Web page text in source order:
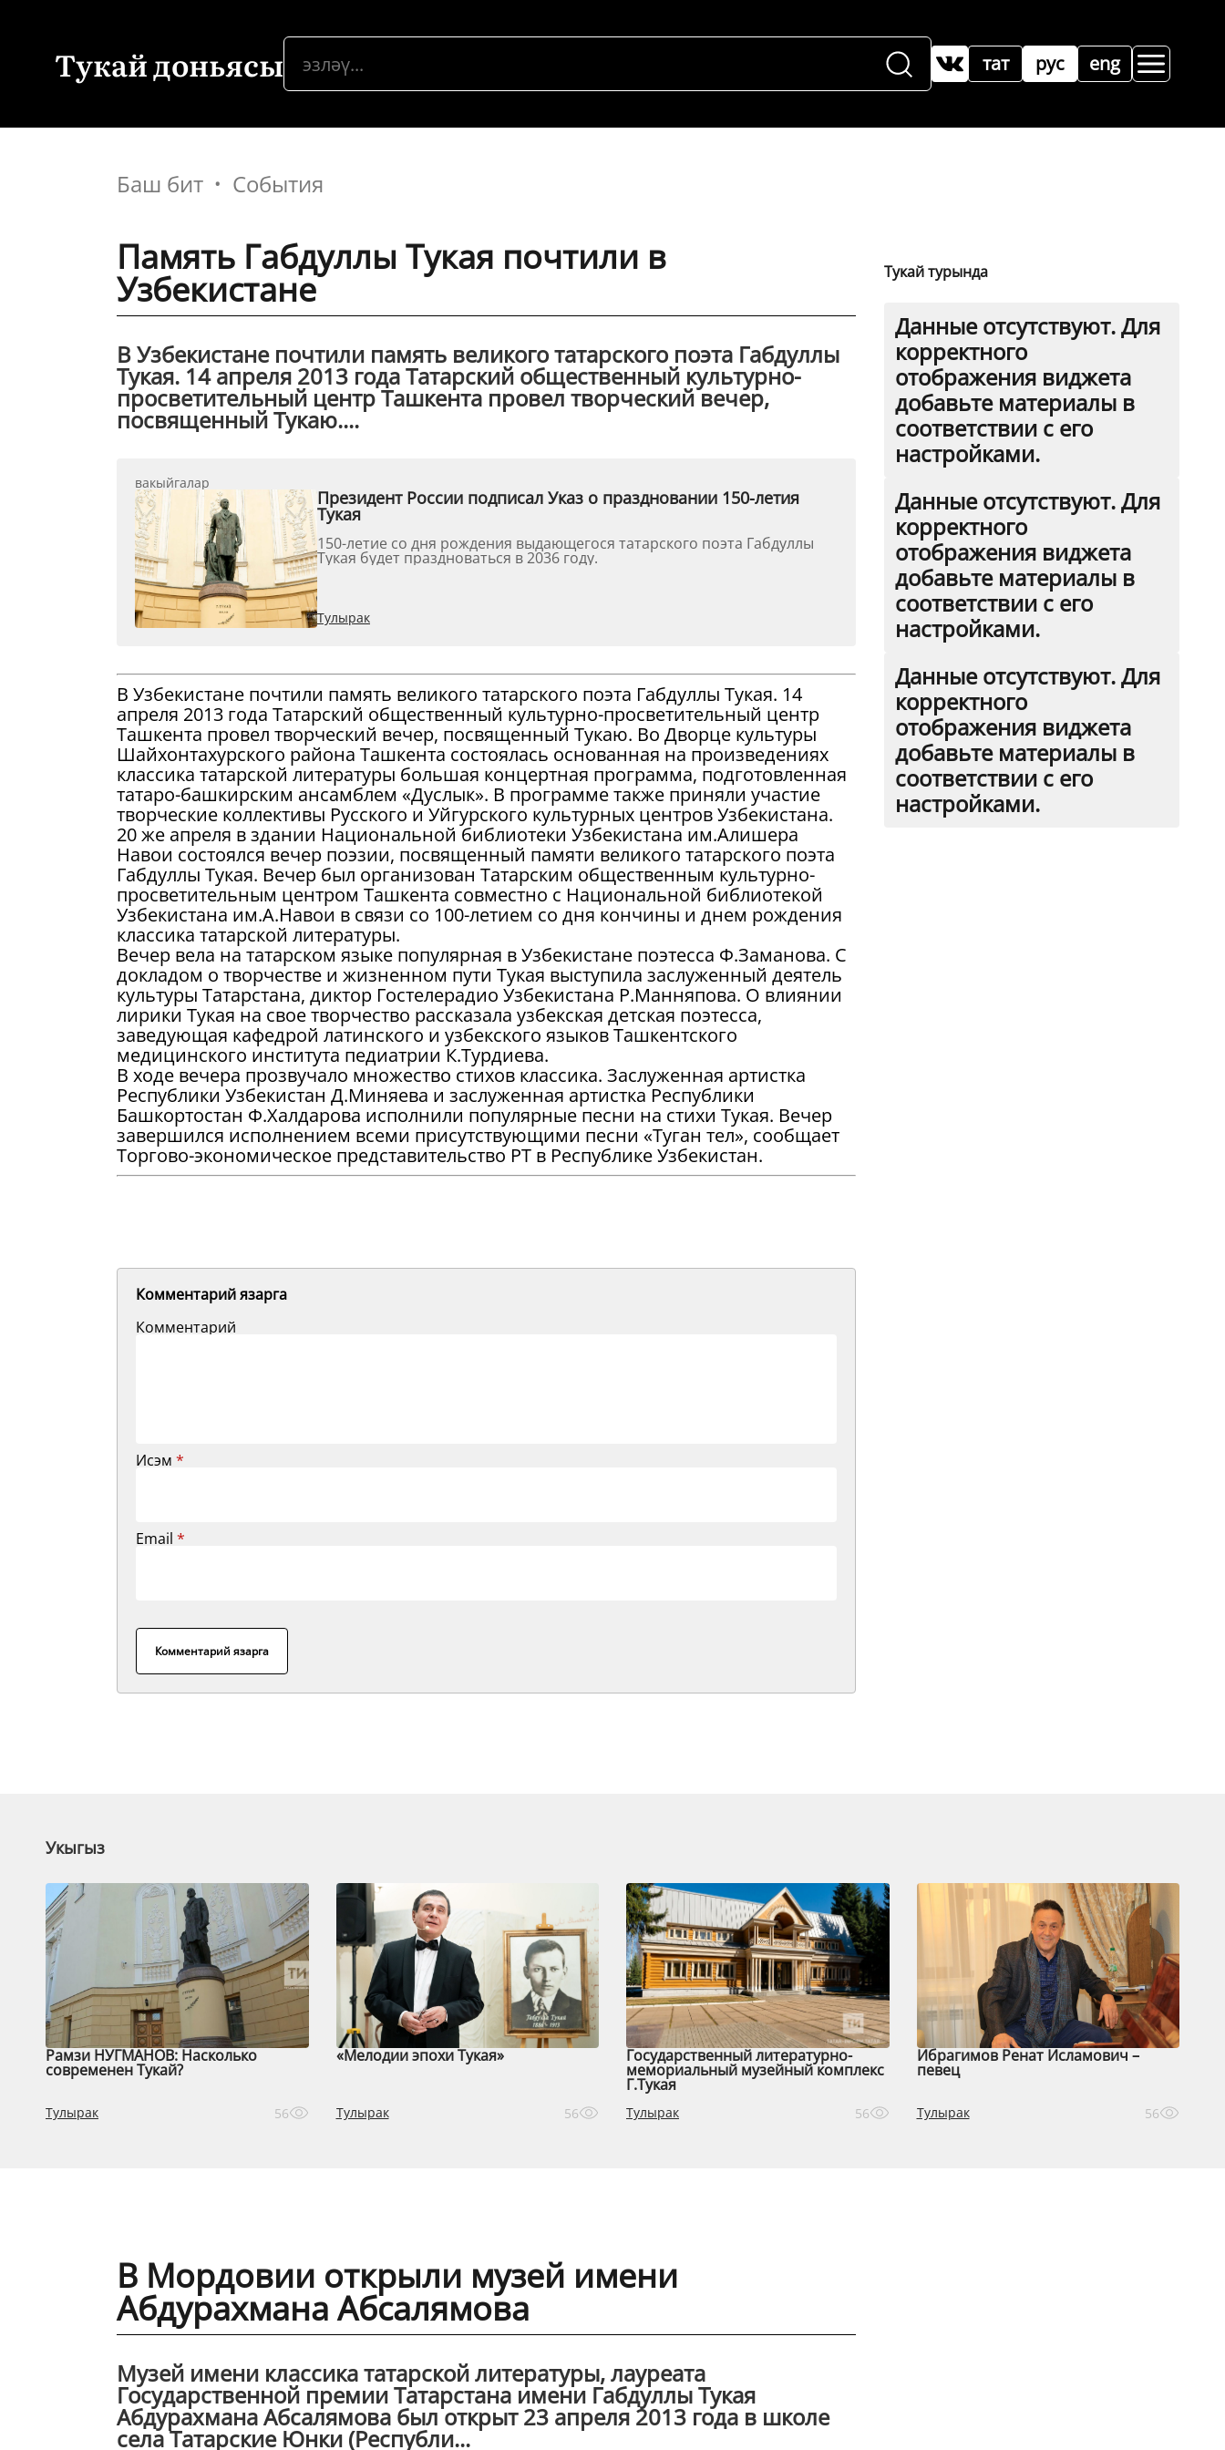
Тукай доньясы рус
тат eng
Баш бит События
Память Габдуллы Тукая почтили в
Узбекистане
В Узбекистане почтили память великого татарского поэта Габдуллы
Тукая. 14 апреля 2013 года Татарский общественный культурно-
просветительный центр Ташкента провел творческий вечер,
посвященный Тукаю....
вакыйгалар
Президент России подписал Указ о праздновании 150-летия
Тукая
150-летие со дня рождения выдающегося татарского поэта Габдуллы
Тукая будет праздноваться в 2036 году.
Тулырак
В Узбекистане почтили память великого татарского поэта Габдуллы Тукая. 14
апреля 2013 года Татарский общественный культурно-просветительный центр
Ташкента провел творческий вечер, посвященный Тукаю. Во Дворце культуры
Шайхонтахурского района Ташкента состоялась основанная на произведениях
классика татарской литературы большая концертная программа, подготовленная
татаро-башкирским ансамблем «Дуслык». В программе также приняли участие
творческие коллективы Русского и Уйгурского культурных центров Узбекистана.
20 же апреля в здании Национальной библиотеки Узбекистана им.Алишера
Навои состоялся вечер поэзии, посвященный памяти великого татарского поэта
Габдуллы Тукая. Вечер был организован Татарским общественным культурно-
просветительным центром Ташкента совместно с Национальной библиотекой
Узбекистана им.А.Навои в связи со 100-летием со дня кончины и днем рождения
классика татарской литературы.
Вечер вела на татарском языке популярная в Узбекистане поэтесса Ф.Заманова. С
докладом о творчестве и жизненном пути Тукая выступила заслуженный деятель
культуры Татарстана, диктор Гостелерадио Узбекистана Р.Манняпова. О влиянии
лирики Тукая на свое творчество рассказала узбекская детская поэтесса,
заведующая кафедрой латинского и узбекского языков Ташкентского
медицинского института педиатрии К.Турдиева.
В ходе вечера прозвучало множество стихов классика. Заслуженная артистка
Республики Узбекистан Д.Миняева и заслуженная артистка Республики
Башкортостан Ф.Халдарова исполнили популярные песни на стихи Тукая. Вечер
завершился исполнением всеми присутствующими песни «Туган тел», сообщает
Торгово-экономическое представительство РТ в Республике Узбекистан.
Комментарий язарга
Комментарий
Исэм *
Email *
Комментарий язарга
Тукай турында
Данные отсутствуют. Для
корректного
отображения виджета
добавьте материалы в
соответствии с его
настройками.
Данные отсутствуют. Для
корректного
отображения виджета
добавьте материалы в
соответствии с его
настройками.
Данные отсутствуют. Для
корректного
отображения виджета
добавьте материалы в
соответствии с его
настройками.
Укыгыз
Рамзи НУГМАНОВ: Насколько
современен Тукай?
Тулырак 56
«Мелодии эпохи Тукая»
Тулырак 56
Государственный литературно-
мемориальный музейный комплекс
Г.Тукая
Тулырак 56
Ибрагимов Ренат Исламович –
певец
Тулырак 56
В Мордовии открыли музей имени
Абдурахмана Абсалямова
Музей имени классика татарской литературы, лауреата
Государственной премии Татарстана имени Габдуллы Тукая
Абдурахмана Абсалямова был открыт 23 апреля 2013 года в школе
села Татарские Юнки (Республи...